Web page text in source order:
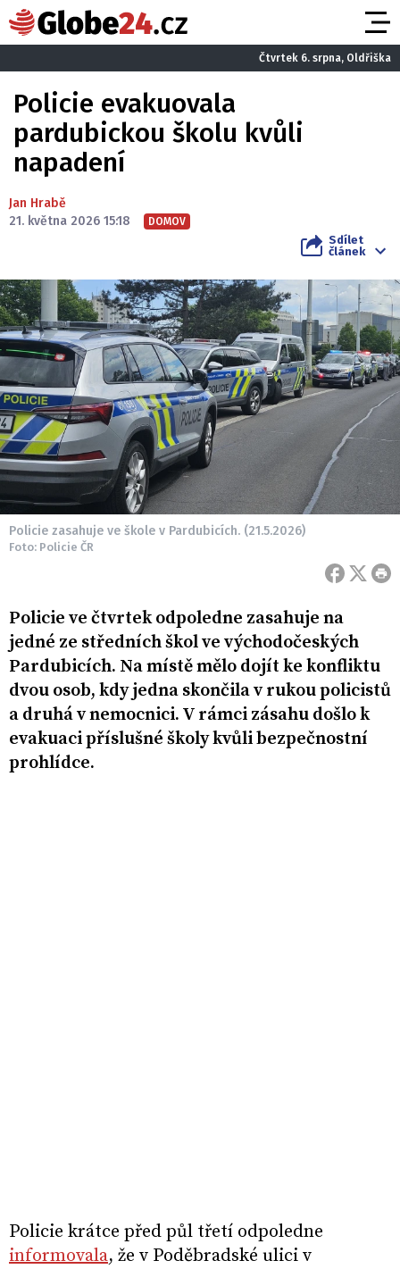
Čtvrtek 6. srpna, Oldřiška
Policie evakuovala
pardubickou školu kvůli
napadení
Jan Hrabě
21. května 2026 15:18
DOMOV
Sdílet
článek
Policie zasahuje ve škole v Pardubicích. (21.5.2026)
Foto: Policie ČR
Policie ve čtvrtek odpoledne zasahuje na
jedné ze středních škol ve východočeských
Pardubicích. Na místě mělo dojít ke konfliktu
dvou osob, kdy jedna skončila v rukou policistů
a druhá v nemocnici. V rámci zásahu došlo k
evakuaci příslušné školy kvůli bezpečnostní
prohlídce.
Policie krátce před půl třetí odpoledne
informovala, že v Poděbradské ulici v